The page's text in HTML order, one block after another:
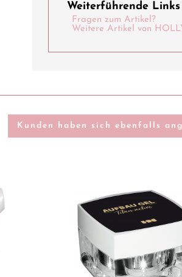
Weiterführende
Fragen zum Artikel?
Weitere Artikel von
Kunden haben sich ebenfalls